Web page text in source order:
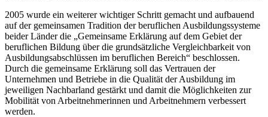
2005 wurde ein weiterer wichtiger Schritt gemacht und aufbauend
auf der gemeinsamen Tradition der beruflichen Ausbildungssysteme
beider Länder die „Gemeinsame Erklärung auf dem Gebiet der
beruflichen Bildung über die grundsätzliche Vergleichbarkeit von
Ausbildungsabschlüssen im beruflichen Bereich“ beschlossen.
Durch die gemeinsame Erklärung soll das Vertrauen der
Unternehmen und Betriebe in die Qualität der Ausbildung im
jeweiligen Nachbarland gestärkt und damit die Möglichkeiten zur
Mobilität von Arbeitnehmerinnen und Arbeitnehmern verbessert
werden.